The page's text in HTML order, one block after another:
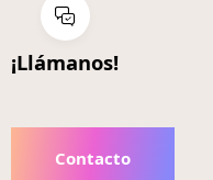
¡Llámanos!
Contacto